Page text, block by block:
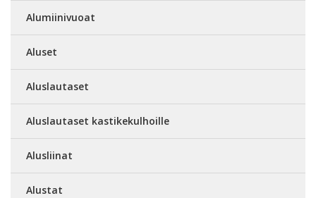
Alumiinivuoat
Aluset
Aluslautaset
Aluslautaset kastikekulhoille
Alusliinat
Alustat